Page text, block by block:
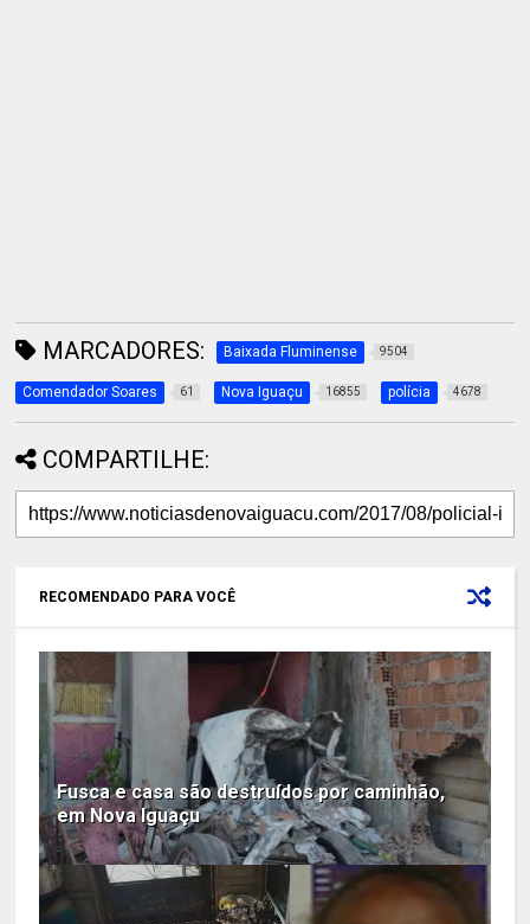
MARCADORES: Baixada Fluminense 9504
Comendador Soares 61 Nova Iguaçu 16855 polícia 4678
COMPARTILHE:
RECOMENDADO PARA VOCÊ
Fusca e casa são destruídos por caminhão,
em Nova Iguaçu